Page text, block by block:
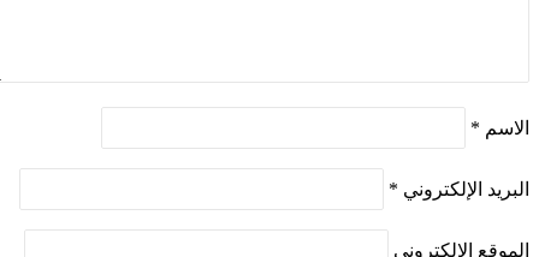
الاسم *
البريد الإلكتروني *
الموقع الإلكتروني